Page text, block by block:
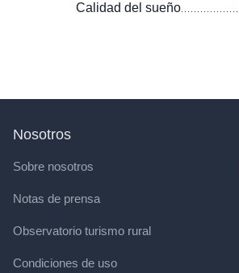
Calidad del sueño
Nosotros
Sobre nosotros
Notas de prensa
Observatorio turismo rural
Condiciones de uso